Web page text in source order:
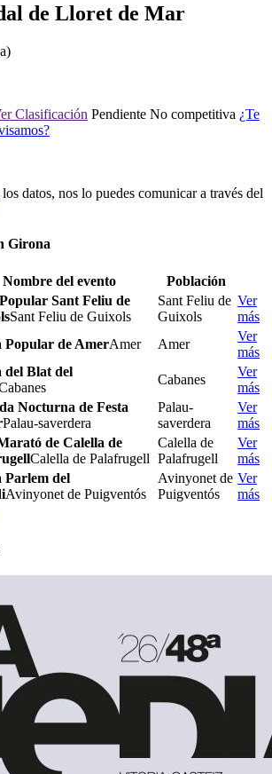
de Lloret de Mar
Clasificación Pendiente No competitiva ¿Te
datos, nos lo puedes comunicar a través del
Girona
Nombre del evento
Población
Sant Feliu de
Sant Feliu de Guixols
Sant Feliu de
Guixols
Ver
más
Popular de AmerAmer Amer
Ver
más
del Blat del
Cabanes
Ver
más
Nocturna de Festa
Palau-saverdera
Palau-
saverdera
Ver
más
de Calella de
Calella de Palafrugell
Calella de
Palafrugell
Ver
más
Parlem del
Avinyonet de Puigventós
Avinyonet de
Puigventós
Ver
más